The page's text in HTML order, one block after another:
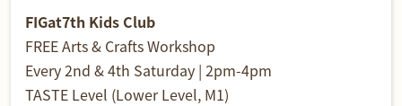
FIGat7th Kids Club
FREE Arts & Crafts Workshop
Every 2nd & 4th Saturday | 2pm-4pm
TASTE Level (Lower Level, M1)